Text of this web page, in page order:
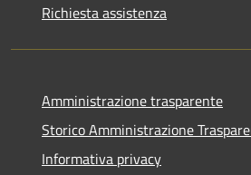
Richiesta assistenza
Amministrazione trasparente
Storico Amministrazione
Informativa privacy